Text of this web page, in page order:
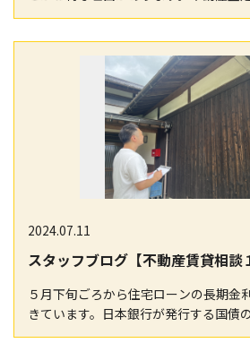
正確に把握し、適切な価格で売却す
2024.07.11
スタッフブログ【不動産賃貸相談
５月下旬ごろから住宅ローンの長期金
きています。日本銀行が発行する国債
が直接的な原因だと思いますが、ま